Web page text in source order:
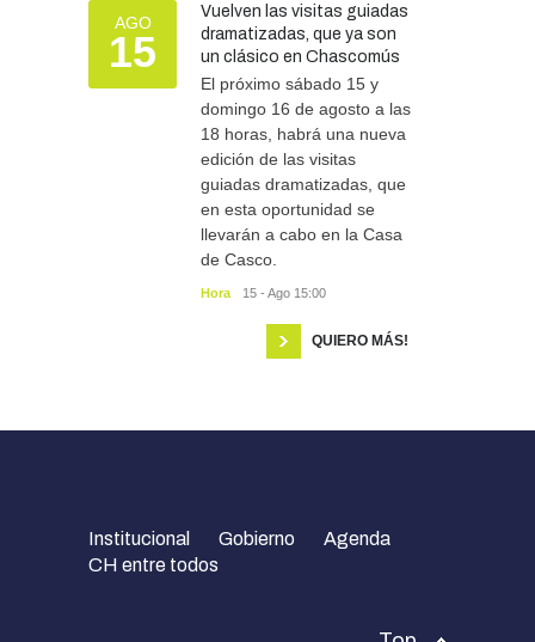
AGO
15
Vuelven las visitas guiadas
dramatizadas, que ya son
un clásico en Chascomús
El próximo sábado 15 y
domingo 16 de agosto a las
18 horas, habrá una nueva
edición de las visitas
guiadas dramatizadas, que
en esta oportunidad se
llevarán a cabo en la Casa
de Casco.
Hora 15 - Ago 15:00
QUIERO MÁS!
Institucional Gobierno
Agenda
CH entre todos